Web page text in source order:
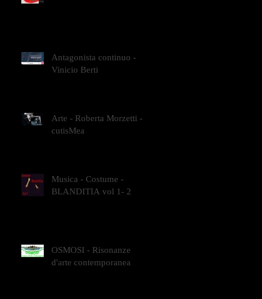
Antagonista continuo -
Vinicio Berti
Arte - Roberta Morzetti -
cutisMea
Musica - Costume -
BLANDITIA vol 1- 2
OSMOSI - Risonanze
d'arte contemporanea